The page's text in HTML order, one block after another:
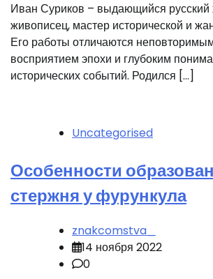
Иван Суриков – выдающийся русский
живописец, мастер исторической и
Его работы отличаются
восприятием эпохи и глубоким
исторических событий. Родился […]
Uncategorised
Особенности
стержня у фурункула
znakcomstva_
14 ноября 2022
0